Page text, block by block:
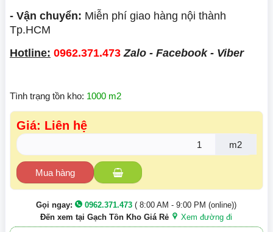
- Vận chuyển: Miễn phí giao hàng nội thành
Tp.HCM
Hotline: 0962.371.473 Zalo - Facebook - Viber
Tình trạng tồn kho: 1000 m2
Giá: Liên hệ
m2
Mua hàng
Gọi ngay: 0962.371.473 ( 8:00 AM - 9:00 PM (online))
Đến xem tại Gạch Tồn Kho Giá Rẻ
Xem đường đi